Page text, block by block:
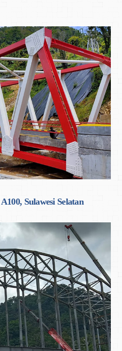
Sulawesi Selatan